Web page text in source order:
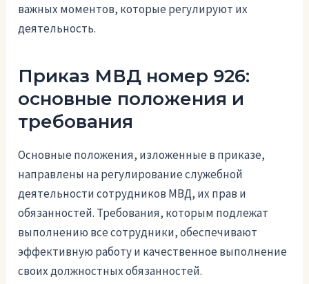
важных моментов, которые регулируют их
деятельность.
Приказ МВД номер 926:
основные положения и
требования
Основные положения, изложенные в приказе,
направлены на регулирование служебной
деятельности сотрудников МВД, их прав и
обязанностей. Требования, которым подлежат
выполнению все сотрудники, обеспечивают
эффективную работу и качественное выполнение
своих должностных обязанностей.